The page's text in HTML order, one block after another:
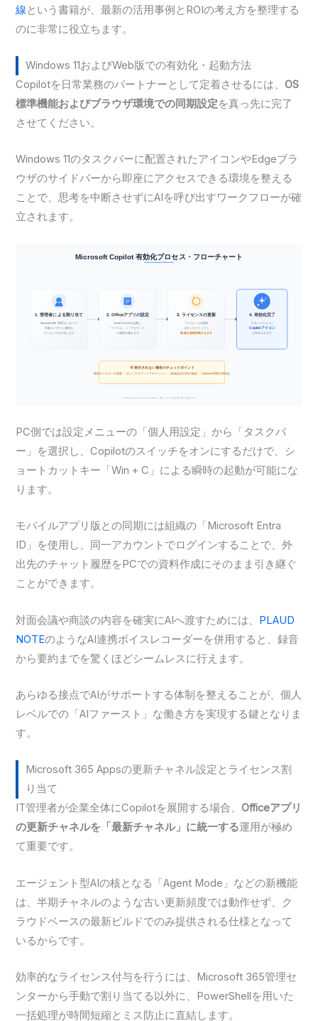
線という書籍が、最新の活用事例とROIの考え方を整理する
のに非常に役立ちます。
Windows 11およびWeb版での有効化・起動方法
Copilotを日常業務のパートナーとして定着させるには、OS
標準機能およびブラウザ環境での同期設定を真っ先に完了
させてください。
Windows 11のタスクバーに配置されたアイコンやEdgeブラ
ウザのサイドバーから即座にアクセスできる環境を整える
ことで、思考を中断させずにAIを呼び出すワークフローが確
立されます。
PC側では設定メニューの「個人用設定」から「タスクバ
ー」を選択し、Copilotのスイッチをオンにするだけで、シ
ョートカットキー「Win + C」による瞬時の起動が可能にな
ります。
モバイルアプリ版との同期には組織の「Microsoft Entra
ID」を使用し、同一アカウントでログインすることで、外
出先のチャット履歴をPCでの資料作成にそのまま引き継ぐ
ことができます。
対面会議や商談の内容を確実にAIへ渡すためには、 PLAUD
NOTEのようなAI連携ボイスレコーダーを併用すると、録音
から要約までを驚くほどシームレスに行えます。
あらゆる接点でAIがサポートする体制を整えることが、個人
レベルでの「AIファースト」な働き方を実現する鍵となりま
す。
Microsoft 365 Appsの更新チャネル設定とライセンス割
り当て
IT管理者が企業全体にCopilotを展開する場合、Officeアプリ
の更新チャネルを「最新チャネル」に統一する運用が極め
て重要です。
エージェント型AIの核となる「Agent Mode」などの新機能
は、半期チャネルのような古い更新頻度では動作せず、ク
ラウドベースの最新ビルドでのみ提供される仕様となって
いるからです。
効率的なライセンス付与を行うには、Microsoft 365管理セ
ンターから手動で割り当てる以外に、PowerShellを用いた
一括処理が時間短縮とミス防止に直結します。